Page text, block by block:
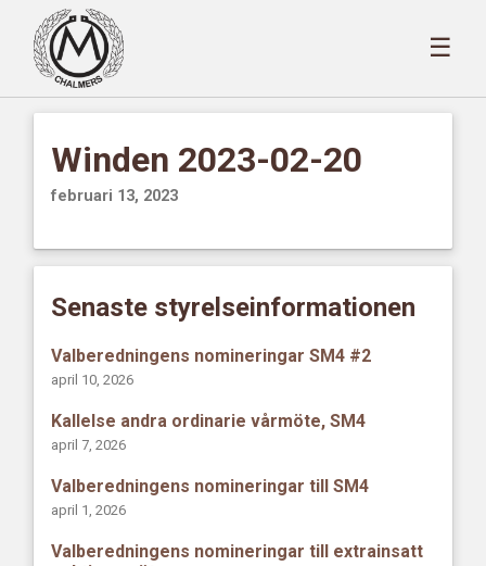
☰
Winden 2023-02-20
februari 13, 2023
Senaste styrelseinformationen
Valberedningens nomineringar SM4 #2
april 10, 2026
Kallelse andra ordinarie vårmöte, SM4
april 7, 2026
Valberedningens nomineringar till SM4
april 1, 2026
Valberedningens nomineringar till extrainsatt